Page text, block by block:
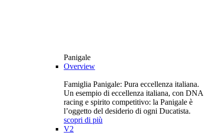
Panigale
Overview
Famiglia Panigale: Pura eccellenza italiana.
Un esempio di eccellenza italiana, con DNA
racing e spirito competitivo: la Panigale è
l’oggetto del desiderio di ogni Ducatista.
scopri di più
V2